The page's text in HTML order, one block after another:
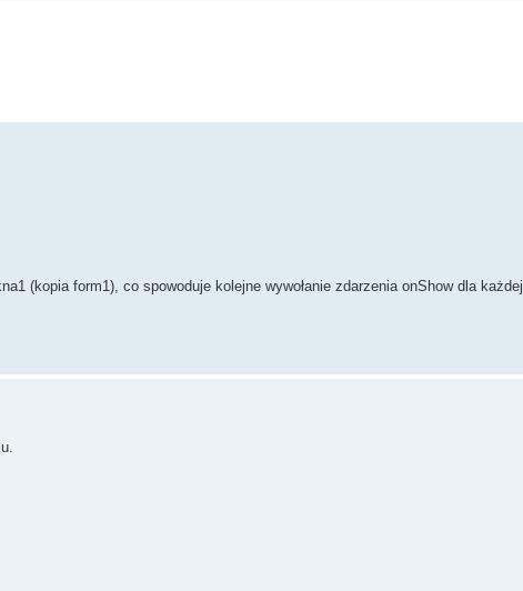
(kopia form1), co spowoduje kolejne wywołanie zdarzenia onShow dla każdej